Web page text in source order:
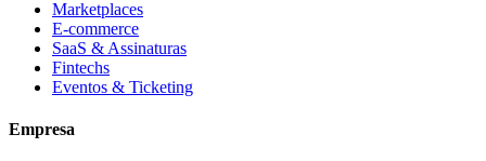
Marketplaces
E-commerce
SaaS & Assinaturas
Fintechs
Eventos & Ticketing
Empresa